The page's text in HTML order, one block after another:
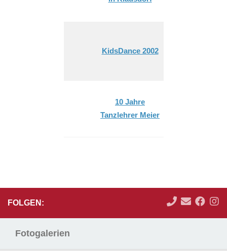
KidsDance 2002
10 Jahre
Tanzlehrer Meier
FOLGEN:
Fotogalerien